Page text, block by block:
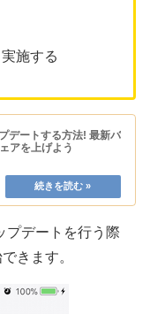
施する
デートする方法! 最新バ
アを上げよう
プデートを行う際
きます。